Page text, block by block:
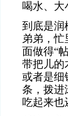
喝水、
到底是润
弟弟，
面做得“
带把儿的
或者是细
条，拨
吃起来也